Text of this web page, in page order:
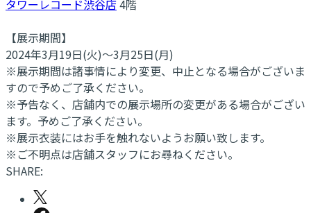
タワーレコード渋谷店4階
【展示期間】
2024年3月19日(火)～3月25日(月)
※展示期間は諸事情により変更、中止となる場合がございま
すので予めご了承ください。
※予告なく、店舗内での展示場所の変更がある場合がござい
ます。予めご了承ください。
※展示衣装にはお手を触れないようお願い致します。
※ご不明点は店舗スタッフにお尋ねください。
SHARE: